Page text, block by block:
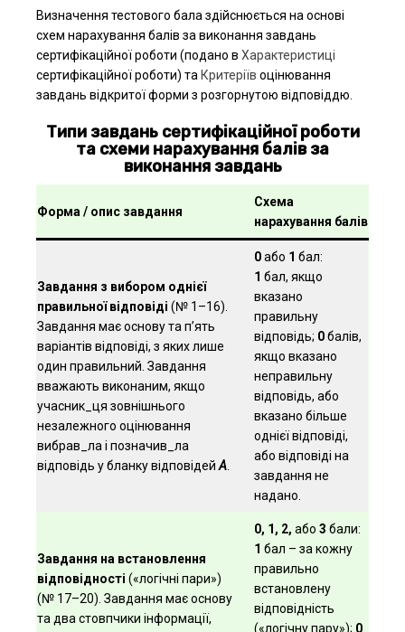
Визначення тестового бала здійснюється на основі
схем нарахування балів за виконання завдань
сертифікаційної роботи (подано в Характеристиці
сертифікаційної роботи) та Критеріїв оцінювання
завдань відкритої форми з розгорнутою відповіддю.
Типи завдань сертифікаційної роботи
та схеми нарахування балів за
виконання завдань
Форма / опис завдання
Схема
нарахування балів
Завдання з вибором однієї
правильної відповіді (№ 1–16).
Завдання має основу та п’ять
варіантів відповіді, з яких лише
один правильний. Завдання
вважають виконаним, якщо
учасник_ця зовнішнього
незалежного оцінювання
вибрав_ла і позначив_ла
відповідь у бланку відповідей А
0або 1 бал:
1 бал, якщо
вказано
правильну
відповідь; 0балів,
якщо вказано
неправильну
відповідь, або
вказано більше
однієї відповіді,
або відповіді на
завдання не
надано.
Завдання на встановлення
відповідності («логічні пари»)
(№ 17–20). Завдання має основу
та два стовпчики інформації,
0, 1, 2, або 3 бали:
1 бал – за кожну
правильно
встановлену
відповідність
(«логічну пару»); 0